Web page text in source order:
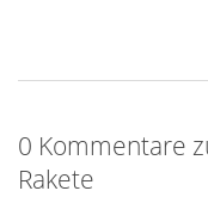
0 Kommentare
Rakete